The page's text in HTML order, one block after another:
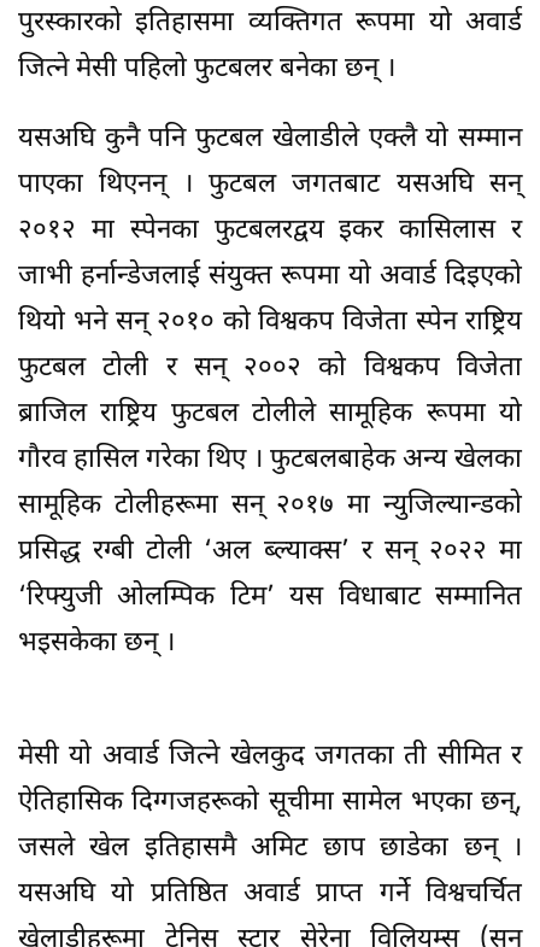
पुरस्कारको इतिहासमा व्यक्तिगत रूपमा यो अवार्ड
जित्ने मेसी पहिलो फुटबलर बनेका छन् ।
यसअघि कुनै पनि फुटबल खेलाडीले एक्लै यो सम्मान
पाएका थिएनन् । फुटबल जगतबाट यसअघि सन्
२०१२ मा स्पेनका फुटबलरद्वय इकर कासिलास र
जाभी हर्नान्डेजलाई संयुक्त रूपमा यो अवार्ड दिइएको
थियो भने सन् २०१० को विश्वकप विजेता स्पेन राष्ट्रिय
फुटबल टोली र सन् २००२ को विश्वकप विजेता
ब्राजिल राष्ट्रिय फुटबल टोलीले सामूहिक रूपमा यो
गौरव हासिल गरेका थिए । फुटबलबाहेक अन्य खेलका
सामूहिक टोलीहरूमा सन् २०१७ मा न्युजिल्यान्डको
प्रसिद्ध रग्बी टोली ‘अल ब्ल्याक्स’ र सन् २०२२ मा
‘रिफ्युजी ओलम्पिक टिम’ यस विधाबाट सम्मानित
भइसकेका छन् ।
मेसी यो अवार्ड जित्ने खेलकुद जगतका ती सीमित र
ऐतिहासिक दिग्गजहरूको सूचीमा सामेल भएका छन्,
जसले खेल इतिहासमै अमिट छाप छाडेका छन् ।
यसअघि यो प्रतिष्ठित अवार्ड प्राप्त गर्ने विश्वचर्चित
खेलाडीहरूमा टेनिस स्टार सेरेना विलियम्स (सन्